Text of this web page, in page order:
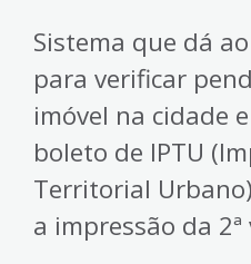
Sistema que dá
para verificar
imóvel na cidade
boleto de IPTU
Territorial
a impressão da